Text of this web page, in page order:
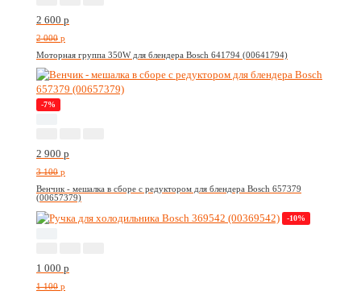
2 600 p
2 000 p
Моторная группа 350W для блендера Bosch 641794 (00641794)
-7%
2 900 p
3 100 p
Венчик - мешалка в сборе с редуктором для блендера Bosch 657379
(00657379)
-10%
1 000 p
1 100 p